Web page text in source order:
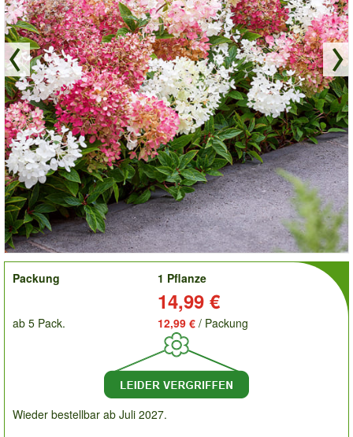
order
Packung
1 Pflanze
14,99 €
ab 5 Pack. 12,99 € / Packung
Wieder bestellbar ab Juli 2027.